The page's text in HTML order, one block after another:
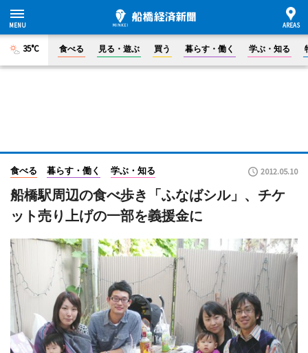
35°C 食べる 見る・遊ぶ 買う 暮らす・働く 学ぶ・知る
食べる 暮らす・働く 学ぶ・知る 2012.05.10
船橋駅周辺の食べ歩き「ふなばシル」、チケ
ット売り上げの一部を義援金に